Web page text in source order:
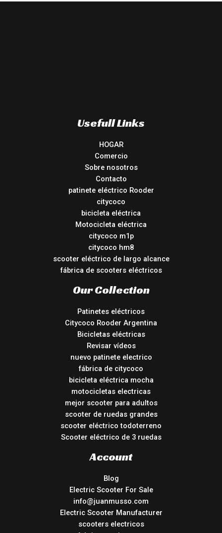
Usefull Links
HOGAR
Comercio
Sobre nosotros
Contacto
patinete eléctrico Rooder
citycoco
bicicleta eléctrica
Motocicleta eléctrica
citycoco m1p
citycoco hm8
scooter eléctrico de largo alcance
fábrica de scooters eléctricos
Our Collection
Patinetes eléctricos
Citycoco Rooder Argentina
Bicicletas eléctricas
Revisar vídeos
nuevo patinete electrico
fábrica de citycoco
bicicleta eléctrica mocha
motocicletas electricas
mejor scooter para adultos
scooter de ruedas grandes
scooter eléctrico todoterreno
Scooter eléctrico de 3 ruedas
Account
Blog
Electric Scooter For Sale
info@juanmusso.com
Electric Scooter Manufacturer
scooters electricos